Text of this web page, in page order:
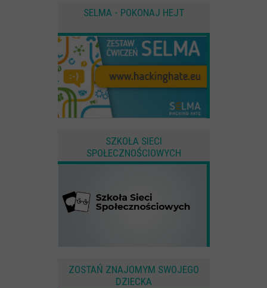
SELMA - POKONAJ HEJT
SZKOŁA SIECI
SPOŁECZNOŚCIOWYCH
ZOSTAŃ ZNAJOMYM SWOJEGO
DZIECKA